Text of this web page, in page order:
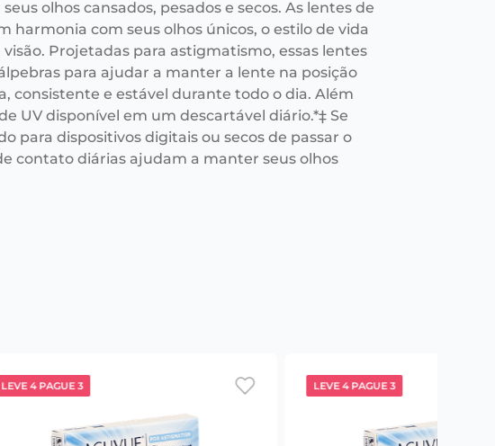
olhos cansados, pesados e secos. As lentes de
harmonia com seus olhos únicos, o estilo de vida
Projetadas para astigmatismo, essas lentes
para ajudar a manter a lente na posição
consistente e estável durante todo o dia. Além
UV disponível em um descartável diário.*‡ Se
para dispositivos digitais ou secos de passar o
contato diárias ajudam a manter seus olhos
LEVE 4 PAGUE 3 LEVE 4 PAGUE 3